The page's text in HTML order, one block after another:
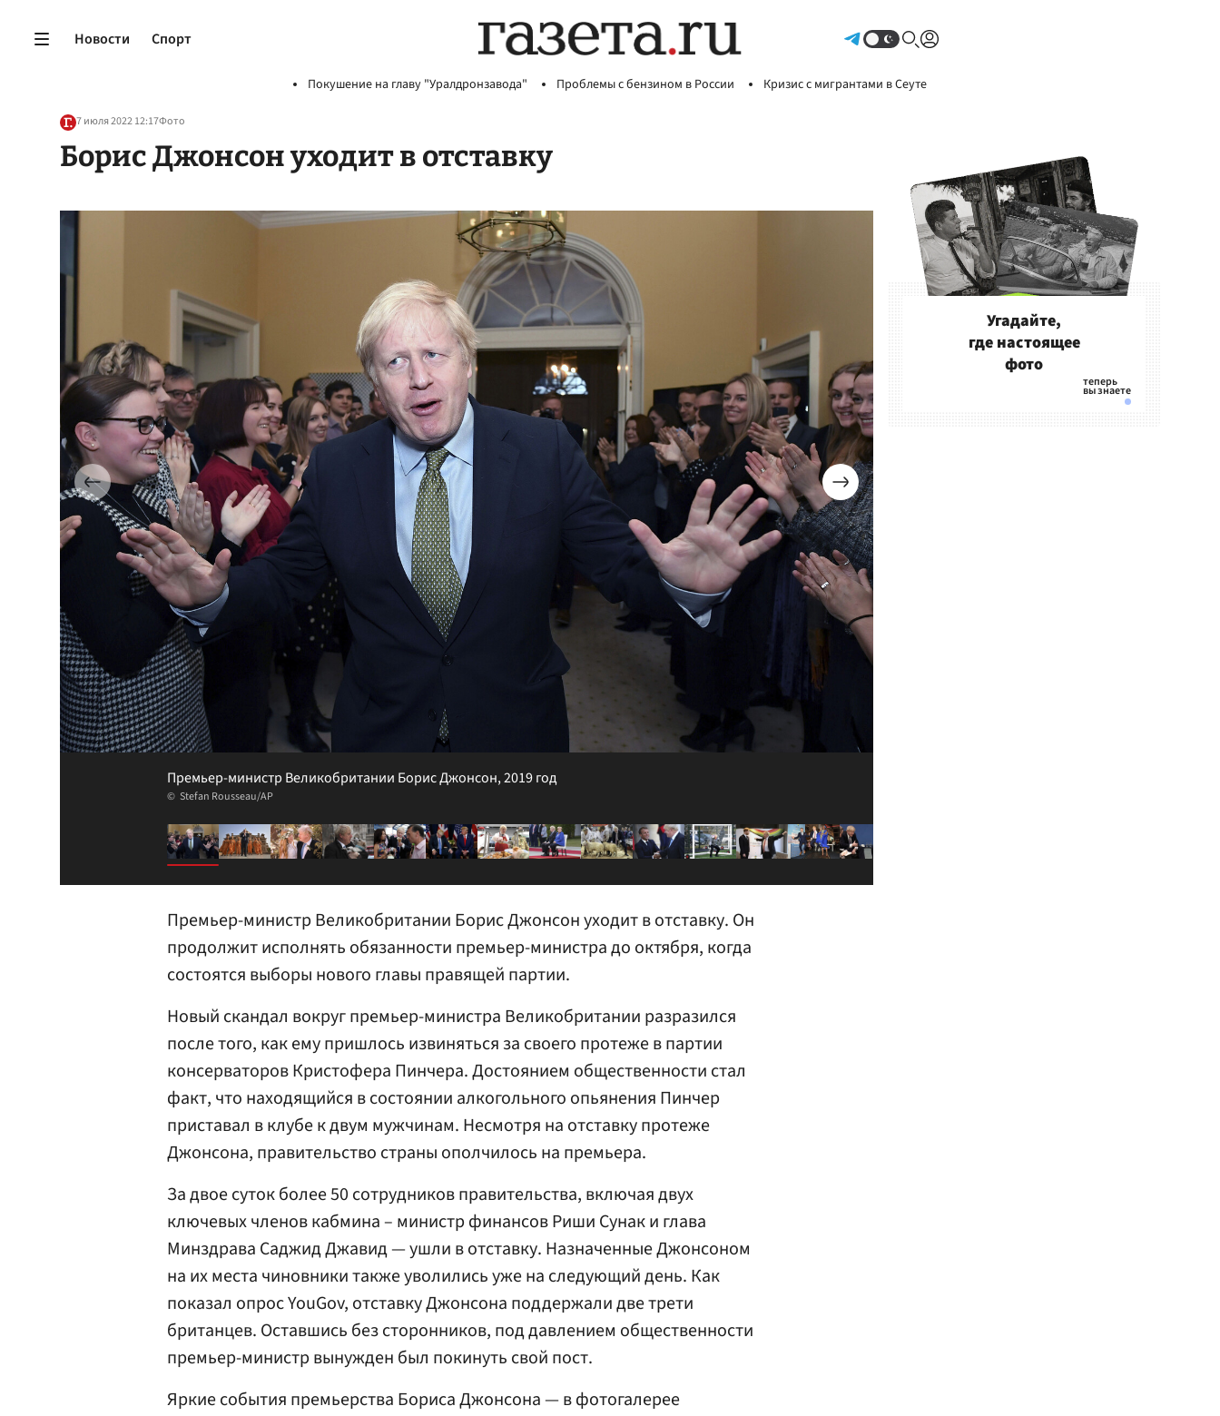
Новости Спорт
Покушение на главу "Уралдронзавода" Проблемы с бензином в России Кризис с мигрантами в Сеуте
7 июля 2022 12:17Фото
Борис Джонсон уходит в отставку
Премьер-министр Великобритании Борис Джонсон, 2019 год
Stefan Rousseau/AP
Премьер-министр Великобритании Борис Джонсон уходит в отставку. Он
продолжит исполнять обязанности премьер-министра до октября, когда
состоятся выборы нового главы правящей партии.
Новый скандал вокруг премьер-министра Великобритании разразился
после того, как ему пришлось извиняться за своего протеже в партии
консерваторов Кристофера Пинчера. Достоянием общественности стал
факт, что находящийся в состоянии алкогольного опьянения Пинчер
приставал в клубе к двум мужчинам. Несмотря на отставку протеже
Джонсона, правительство страны ополчилось на премьера.
За двое суток более 50 сотрудников правительства, включая двух
ключевых членов кабмина – министр финансов Риши Сунак и глава
Минздрава Саджид Джавид — ушли в отставку. Назначенные Джонсоном
на их места чиновники также уволились уже на следующий день. Как
показал опрос YouGov, отставку Джонсона поддержали две трети
британцев. Оставшись без сторонников, под давлением общественности
премьер-министр вынужден был покинуть свой пост.
Яркие события премьерства Бориса Джонсона — в фотогалерее
Угадайте,
где настоящее
фото